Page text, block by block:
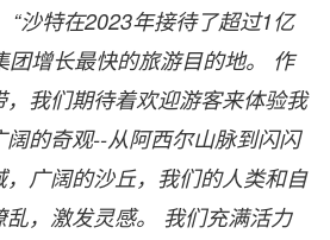
“沙特在2023年接待了超过1亿
团增长最快的旅游目的地。 作
我们期待着欢迎游客来体验我
的奇观--从阿西尔山脉到闪闪
广阔的沙丘，我们的人类和自
，激发灵感。 我们充满活力